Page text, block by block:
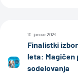
10. januar 2024
Finalistki
leta: Magičen
sodelovanja